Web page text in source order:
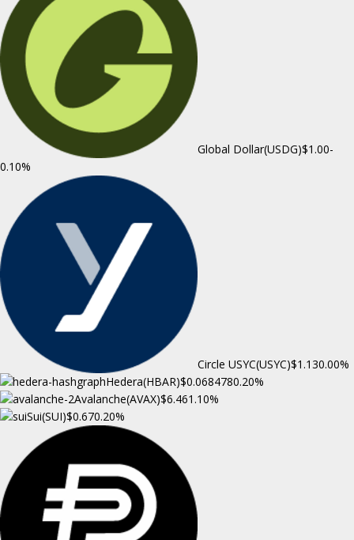
Global Dollar(USDG)$1.00-
0.10%
Circle USYC(USYC)$1.130.00%
Hedera(HBAR)$0.0684780.20%
Avalanche(AVAX)$6.461.10%
Sui(SUI)$0.670.20%